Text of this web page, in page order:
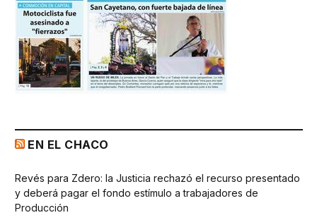
EN EL CHACO
Revés para Zdero: la Justicia rechazó el recurso presentado
y deberá pagar el fondo estímulo a trabajadores de
Producción